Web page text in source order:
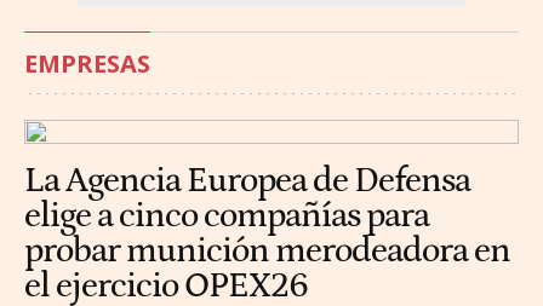
EMPRESAS
La Agencia Europea de Defensa
elige a cinco compañías para
probar munición merodeadora en
el ejercicio OPEX26